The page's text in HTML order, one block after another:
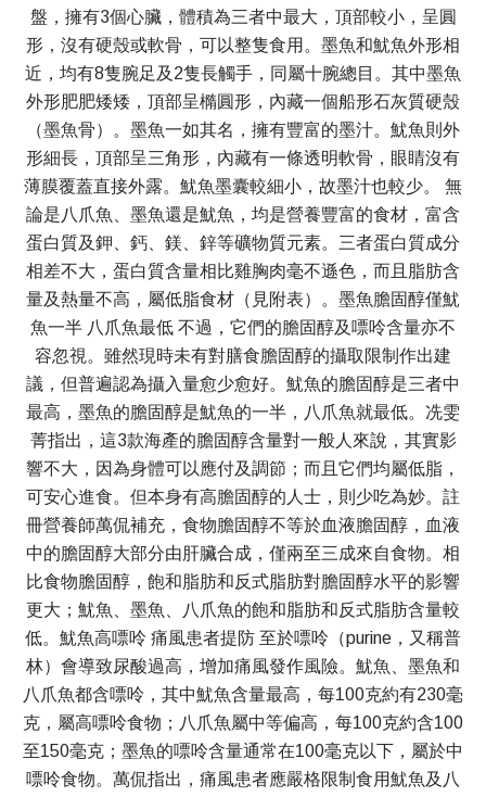
盤，擁有3個心臟，體積為三者中最大，頂部較小，呈圓
形，沒有硬殼或軟骨，可以整隻食用。墨魚和魷魚外形相
近，均有8隻腕足及2隻長觸手，同屬十腕總目。其中墨魚
外形肥肥矮矮，頂部呈橢圓形，內藏一個船形石灰質硬殼
（墨魚骨）。墨魚一如其名，擁有豐富的墨汁。魷魚則外
形細長，頂部呈三角形，內藏有一條透明軟骨，眼睛沒有
薄膜覆蓋直接外露。魷魚墨囊較細小，故墨汁也較少。 無
論是八爪魚、墨魚還是魷魚，均是營養豐富的食材，富含
蛋白質及鉀、鈣、鎂、鋅等礦物質元素。三者蛋白質成分
相差不大，蛋白質含量相比雞胸肉毫不遜色，而且脂肪含
量及熱量不高，屬低脂食材（見附表）。墨魚膽固醇僅魷
魚一半 八爪魚最低 不過，它們的膽固醇及嘌呤含量亦不
容忽視。雖然現時未有對膳食膽固醇的攝取限制作出建
議，但普遍認為攝入量愈少愈好。魷魚的膽固醇是三者中
最高，墨魚的膽固醇是魷魚的一半，八爪魚就最低。冼雯
菁指出，這3款海產的膽固醇含量對一般人來說，其實影
響不大，因為身體可以應付及調節；而且它們均屬低脂，
可安心進食。但本身有高膽固醇的人士，則少吃為妙。註
冊營養師萬侃補充，食物膽固醇不等於血液膽固醇，血液
中的膽固醇大部分由肝臟合成，僅兩至三成來自食物。相
比食物膽固醇，飽和脂肪和反式脂肪對膽固醇水平的影響
更大；魷魚、墨魚、八爪魚的飽和脂肪和反式脂肪含量較
低。魷魚高嘌呤 痛風患者提防 至於嘌呤（purine，又稱普
林）會導致尿酸過高，增加痛風發作風險。魷魚、墨魚和
八爪魚都含嘌呤，其中魷魚含量最高，每100克約有230毫
克，屬高嘌呤食物；八爪魚屬中等偏高，每100克約含100
至150毫克；墨魚的嘌呤含量通常在100毫克以下，屬於中
嘌呤食物。萬侃指出，痛風患者應嚴格限制食用魷魚及八